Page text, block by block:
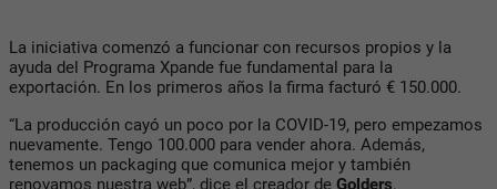
La iniciativa comenzó a funcionar con recursos propios y la
ayuda del Programa Xpande fue fundamental para la
exportación. En los primeros años la firma facturó € 150.000.
“La producción cayó un poco por la COVID-19, pero empezamos
nuevamente. Tengo 100.000 para vender ahora. Además,
tenemos un packaging que comunica mejor y también
renovamos nuestra web”, dice el creador de Golders.